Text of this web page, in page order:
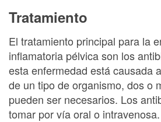
Tratamiento
El tratamiento principal para la
inflamatoria pélvica son los
esta enfermedad está causada
de un tipo de organismo, dos o
pueden ser necesarios. Los
tomar por vía oral o intravenosa.